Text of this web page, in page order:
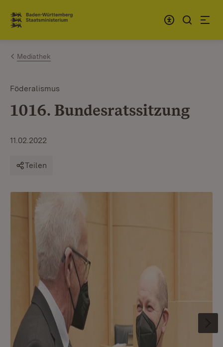
Zum Inhalt springen
Link zur Startseite
Mediathek
Föderalismus
1016. Bundesratssitzung
11.02.2022
Teilen